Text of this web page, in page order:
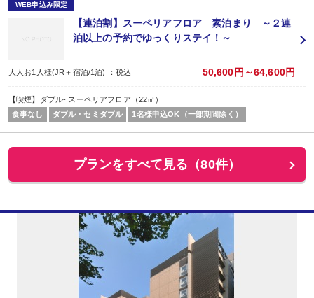
WEB申込み限定
【連泊割】スーペリアフロア 素泊まり ～２連
泊以上の予約でゆっくりステイ！～
大人お1人様(JR＋宿泊/1泊) ：税込 50,600円～64,600円
【喫煙】ダブル- スーペリアフロア（22㎡）
食事なし
ダブル・セミダブル 1名様申込OK（一部期間除く）
プランをすべて見る（80件）